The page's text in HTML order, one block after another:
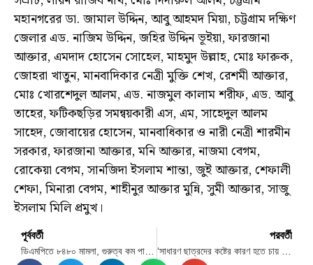
মহানগরের ডা. জামাল উদ্দিন, আবু আহমদ মিয়া, চট্টগ্রাম দক্ষিণ
জেলার এড. নাজিম উদ্দিন, জহির উদ্দিন ভূইয়া, ফারজানা
আক্তার, এমদাদ হোসেন সোহেল, মাহমুদ উল্লাহ, মোঃ ফারুক,
জোহরা খাতুন, মানবাদিকার নেত্রী মুক্তি শেখ, রেশমী আক্তার,
মোঃ খোরশেদুল আলম, এড. নাজমুল কালাম শরীফ, এড. আবু
তাহের, ফটিকছড়ির সমন্বয়কারী এস, এম, সাহেদুল আলম
সাহেদ, জোবায়ের হোসেন, মানবাধিকার ও নারী নেত্রী শারমীন
সরকার, ফারজানা আক্তার, মনি আক্তার, নাজমা বেগম,
রোকেয়া বেগম, সানজিদা ইসলাম শান্তা, জুই আক্তার, শেফালী
শেফা, মিনারা বেগম, শাহীনুর আক্তার মুন্নি, সুমী আক্তার, সাজু
ইসলাম মিলি প্রমুখ।
পূর্ববর্তী পরবর্তী